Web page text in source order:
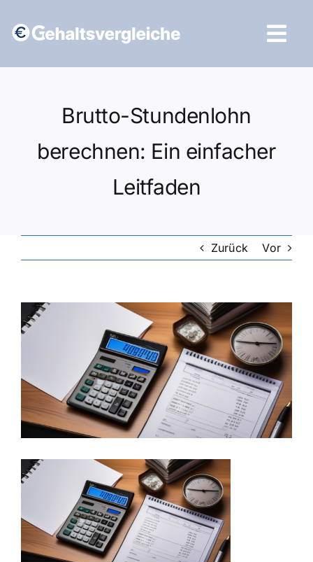
Inhalt
Brutto-Stundenlohn
berechnen: Ein einfacher
Leitfaden
Zurück Vor
Zeige
grösseres